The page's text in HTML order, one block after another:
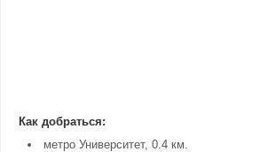
Как добраться:
метро Университет, 0.4 км.